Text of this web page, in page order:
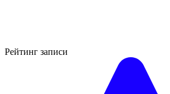
Рейтинг записи